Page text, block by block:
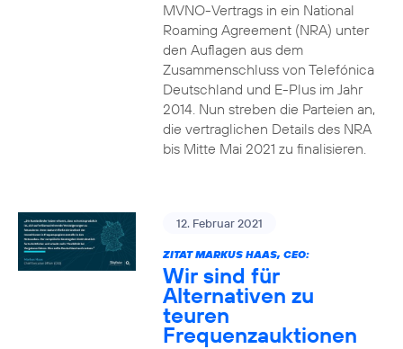
MVNO-Vertrags in ein National
Roaming Agreement (NRA) unter
den Auflagen aus dem
Zusammenschluss von Telefónica
Deutschland und E-Plus im Jahr
2014. Nun streben die Parteien an,
die vertraglichen Details des NRA
bis Mitte Mai 2021 zu finalisieren.
12. Februar 2021
ZITAT MARKUS HAAS, CEO:
Wir sind für
Alternativen zu
teuren
Frequenzauktionen